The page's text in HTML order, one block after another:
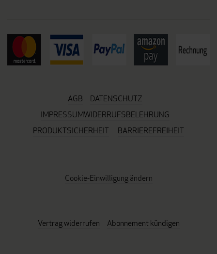
AGB
DATENSCHUTZ
IMPRESSUMWIDERRUFSBELEHRUNG
PRODUKTSICHERHEIT
BARRIEREFREIHEIT
Cookie-Einwilligung ändern
Vertrag widerrufen Abonnement kündigen